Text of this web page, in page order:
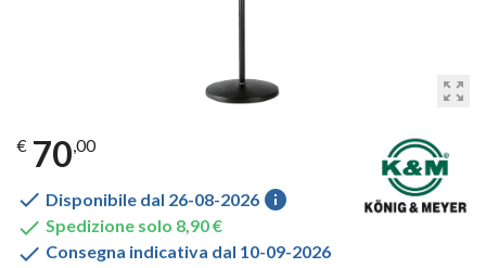
zoom_out_map
€ 70,00
 Disponibile dal 26-08-2026 info
 Spedizione solo 8,90 €
 Consegna indicativa dal 10-09-2026